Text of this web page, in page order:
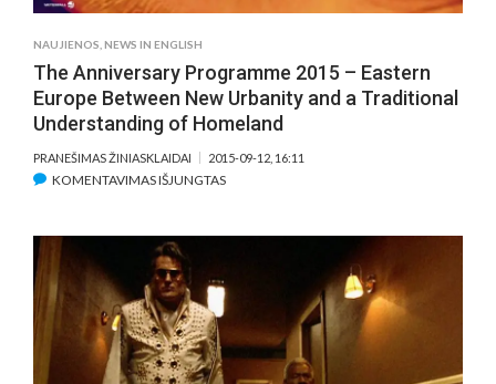
NAUJIENOS NEWS IN ENGLISH
The Anniversary Programme 2015 – Eastern
Europe Between New Urbanity and a Traditional
Understanding of Homeland
PRANEŠIMAS ŽINIASKLAIDAI 2015-09-12, 16:11
KOMENTAVIMAS IŠJUNGTASĮRAŠE
–
EUROPE
BETWEEN